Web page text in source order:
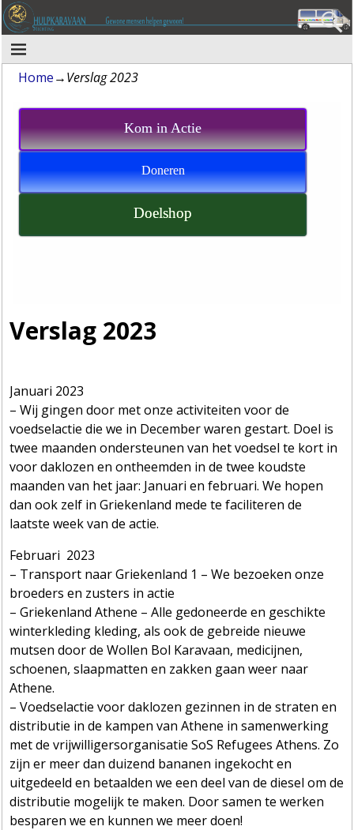
Home→Verslag 2023
Kom in Actie
Doneren
Doelshop
Verslag 2023
Januari 2023
– Wij gingen door met onze activiteiten voor de
voedselactie die we in December waren gestart. Doel is
twee maanden ondersteunen van het voedsel te kort in
voor daklozen en ontheemden in de twee koudste
maanden van het jaar: Januari en februari. We hopen
dan ook zelf in Griekenland mede te faciliteren de
laatste week van de actie.
Februari 2023
– Transport naar Griekenland 1 – We bezoeken onze
broeders en zusters in actie
– Griekenland Athene – Alle gedoneerde en geschikte
winterkleding kleding, als ook de gebreide nieuwe
mutsen door de Wollen Bol Karavaan, medicijnen,
schoenen, slaapmatten en zakken gaan weer naar
Athene.
– Voedselactie voor daklozen gezinnen in de straten en
distributie in de kampen van Athene in samenwerking
met de vrijwilligersorganisatie SoS Refugees Athens. Zo
zijn er meer dan duizend bananen ingekocht en
uitgedeeld en betaalden we een deel van de diesel om de
distributie mogelijk te maken. Door samen te werken
besparen we en kunnen we meer doen!